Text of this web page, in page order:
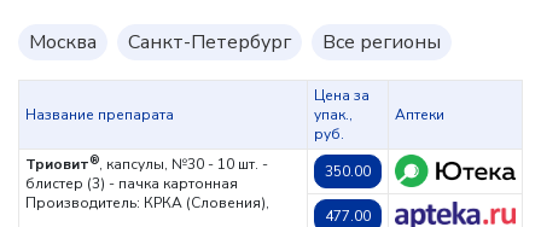
Москва Санкт-Петербург Все регионы
Название препарата
Цена за
упак.,
руб.
Аптеки
Триовит®, капсулы, №30 - 10 шт. -
блистер (3) - пачка картонная
Производитель: КРКА (Словения),
350.00
477.00